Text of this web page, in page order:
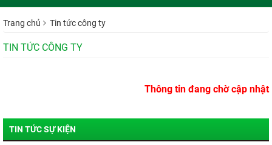
Trang chủ Tin tức công ty
TIN TỨC CÔNG TY
Thông tin đang chờ cập nhật
TIN TỨC SỰ KIỆN